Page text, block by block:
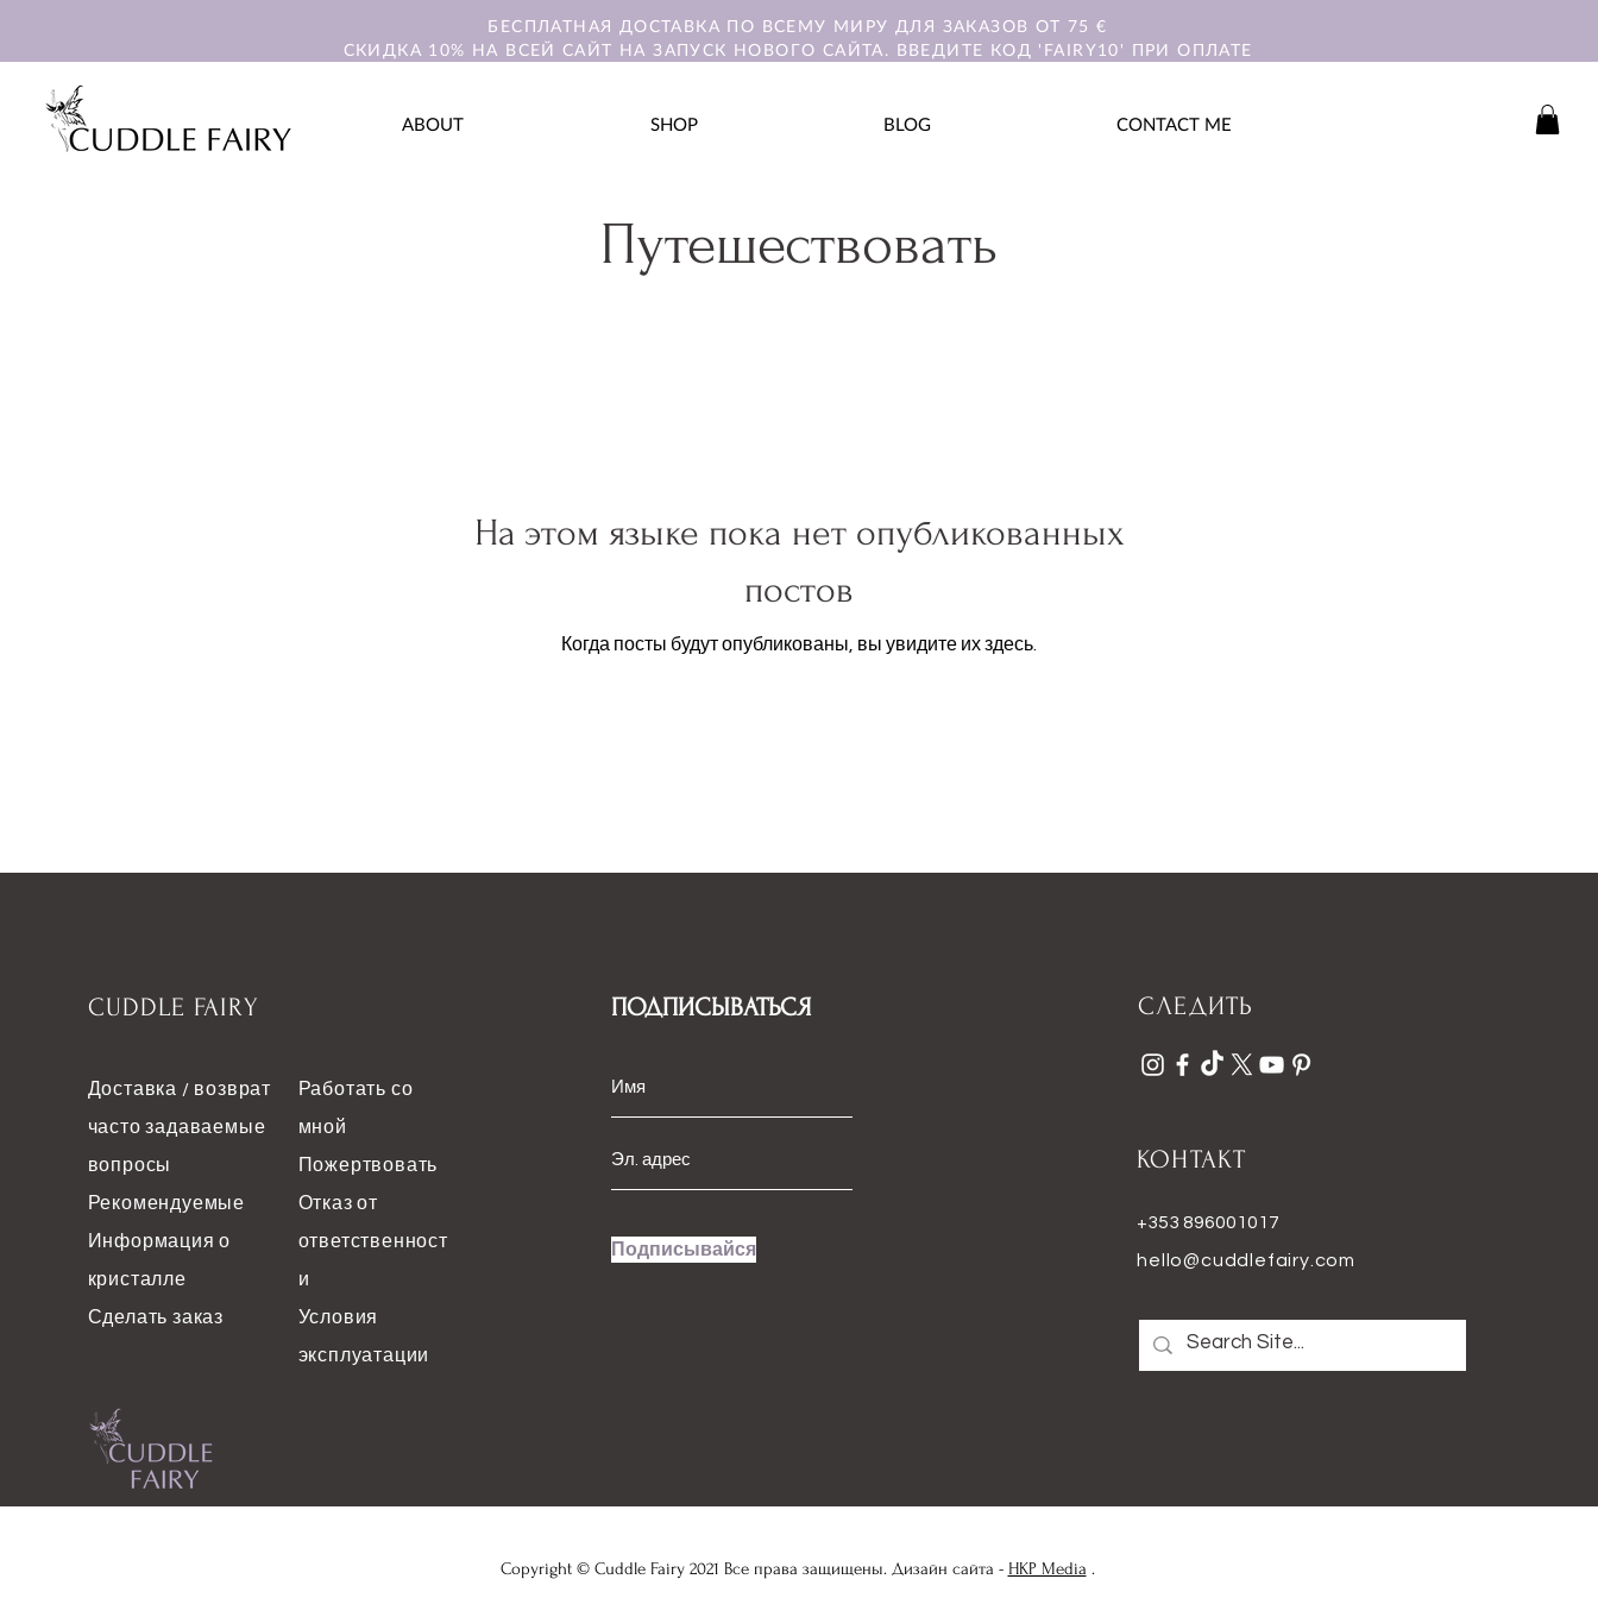
БЕСПЛАТНАЯ ДОСТАВКА ПО ВСЕМУ МИРУ ДЛЯ ЗАКАЗОВ ОТ 75 €
СКИДКА 10% НА ВСЕЙ САЙТ НА ЗАПУСК НОВОГО САЙТА. ВВЕДИТЕ КОД 'FAIRY10' ПРИ ОПЛАТЕ
ABOUT SHOP BLOG CONTACT ME
Путешествовать
На этом языке пока нет опубликованных
постов
Когда посты будут опубликованы, вы увидите их здесь.
CUDDLE FAIRY
Доставка / возврат
часто задаваемые
вопросы
Рекомендуемые
Информация о
кристалле
Сделать заказ
Работать со
мной
Пожертвовать
Отказ от
ответственност
и
Условия
эксплуатации
ПОДПИСЫВАТЬСЯ
Подписывайся
СЛЕДИТЬ
КОНТАКТ
+353 896001017
hello@cuddlefairy.com
Copyright © Cuddle Fairy 2021 Все права защищены. Дизайн сайта - HKP Media .